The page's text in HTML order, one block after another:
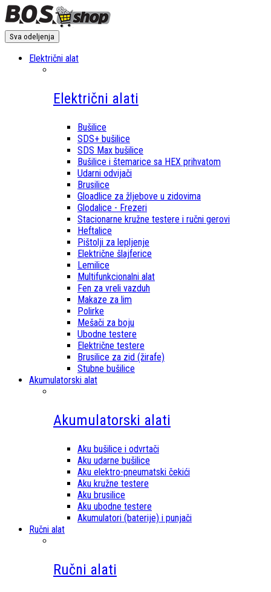
Sva odeljenja
Električni alat
Električni alati
Bušilice
SDS+ bušilice
SDS Max bušilice
Bušilice i štemarice sa HEX prihvatom
Udarni odvijači
Brusilice
Gloadlice za žljebove u zidovima
Glodalice - Frezeri
Stacionarne kružne testere i ručni gerovi
Heftalice
Pištolji za lepljenje
Električne šlajferice
Lemilice
Multifunkcionalni alat
Fen za vreli vazduh
Makaze za lim
Polirke
Mešači za boju
Ubodne testere
Električne testere
Brusilice za zid (žirafe)
Stubne bušilice
Akumulatorski alat
Akumulatorski alati
Aku bušilice i odvrtači
Aku udarne bušilice
Aku elektro-pneumatski čekići
Aku kružne testere
Aku brusilice
Aku ubodne testere
Akumulatori (baterije) i punjači
Ručni alat
Ručni alati